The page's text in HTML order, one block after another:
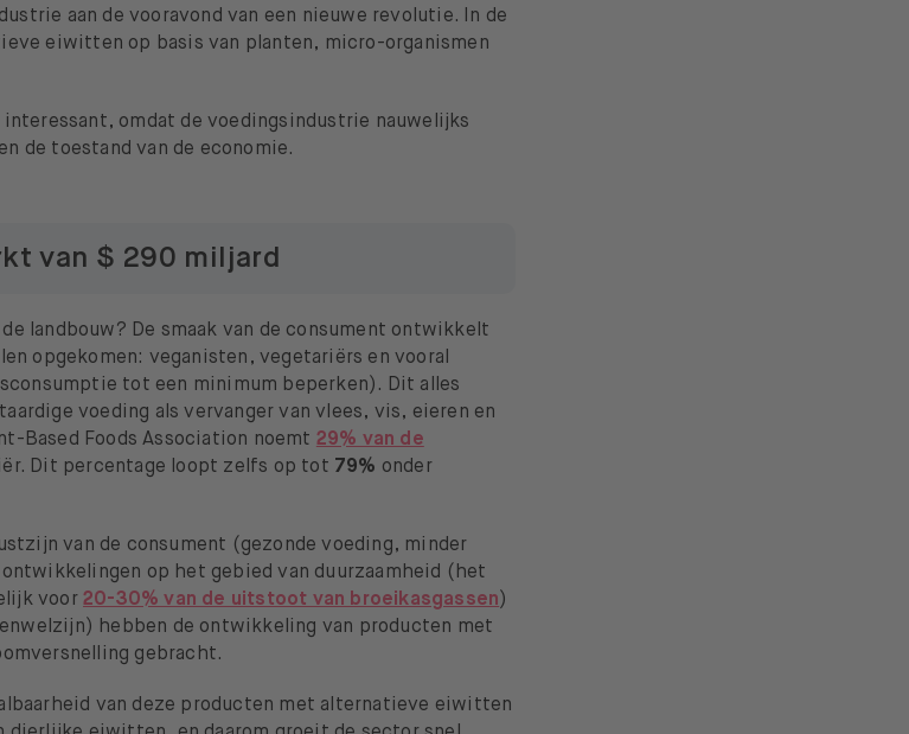
aan de vooravond van een nieuwe revolutie. In de
eiwitten op basis van planten, micro-organismen
omdat de voedingsindustrie nauwelijks
de toestand van de economie.
van $ 290 miljard
landbouw? De smaak van de consument ontwikkelt
opgekomen: veganisten, vegetariërs en vooral
tot een minimum beperken). Dit alles
voeding als vervanger van vlees, vis, eieren en
Based Foods Association noemt 29% van de
Dit percentage loopt zelfs op tot 79% onder
van de consument (gezonde voeding, minder
op het gebied van duurzaamheid (het
voor20-30% van de uitstoot van broeikasgassen )
hebben de ontwikkeling van producten met
gebracht.
van deze producten met alternatieve eiwitten